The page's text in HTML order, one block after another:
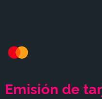
Emisión de